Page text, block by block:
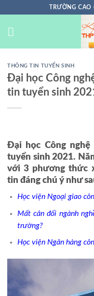
nội
TRƯỜNG CAO
THÔNG TIN TUYỂN SINH
Đại học Công
tin tuyển sinh
Đại học Công
tuyển sinh 2021.
với 3 phương thức
tin đáng chú ý như
Học viện Ngoại giao
Mất cân đối ngành
trường?
Học viện Ngân hàng